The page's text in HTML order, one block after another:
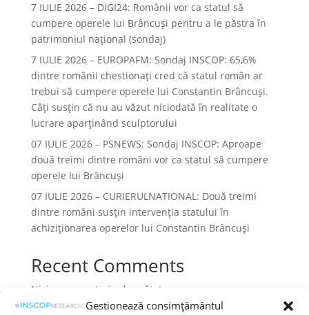
Gestionează consimțământul
7 IULIE 2026 – DIGI24: Românii vor ca statul să
cumpere operele lui Brâncuși pentru a le păstra în
patrimoniul național (sondaj)
7 IULIE 2026 – EUROPAFM: Sondaj INSCOP: 65,6%
dintre românii chestionați cred că statul român ar
trebui să cumpere operele lui Constantin Brâncuși.
Câți susțin că nu au văzut niciodată în realitate o
lucrare aparținând sculptorului
07 IULIE 2026 – PSNEWS: Sondaj INSCOP: Aproape
două treimi dintre români vor ca statul să cumpere
operele lui Brâncuși
07 IULIE 2026 – CURIERULNATIONAL: Două treimi
dintre români susțin intervenția statului în
achiziționarea operelor lui Constantin Brâncuși
Recent Comments
Niciun comentariu de arătat.